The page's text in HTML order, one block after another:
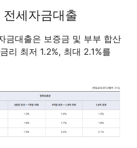
세자금대출
금대출은 보증금 및 부부 합산
리 최저 1.2%, 최대 2.1%를